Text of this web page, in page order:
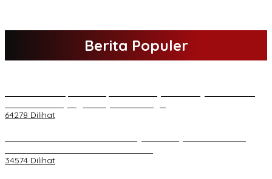
Berita Populer
64278 Dilihat
34574 Dilihat